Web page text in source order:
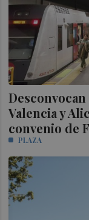
Valencia y
convenio de
PLAZA